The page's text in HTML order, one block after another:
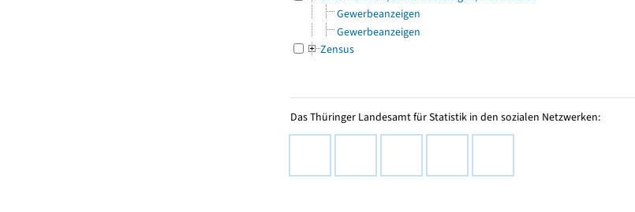
Gewerbeanzeigen
Gewerbeanzeigen
Zensus
Das Thüringer Landesamt für Statistik in den sozialen Netzwerken: